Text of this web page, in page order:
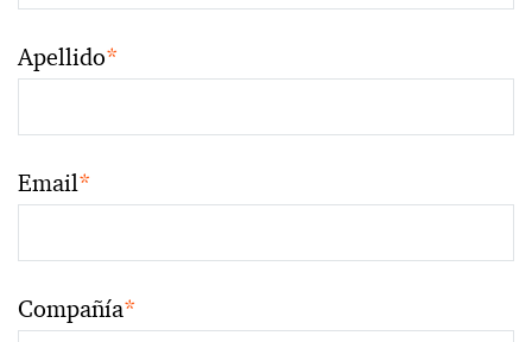
Apellido*
Email*
Compañía*